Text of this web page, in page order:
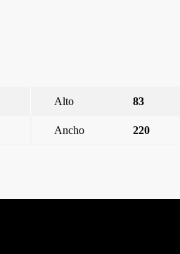
Alto 83
Ancho 220